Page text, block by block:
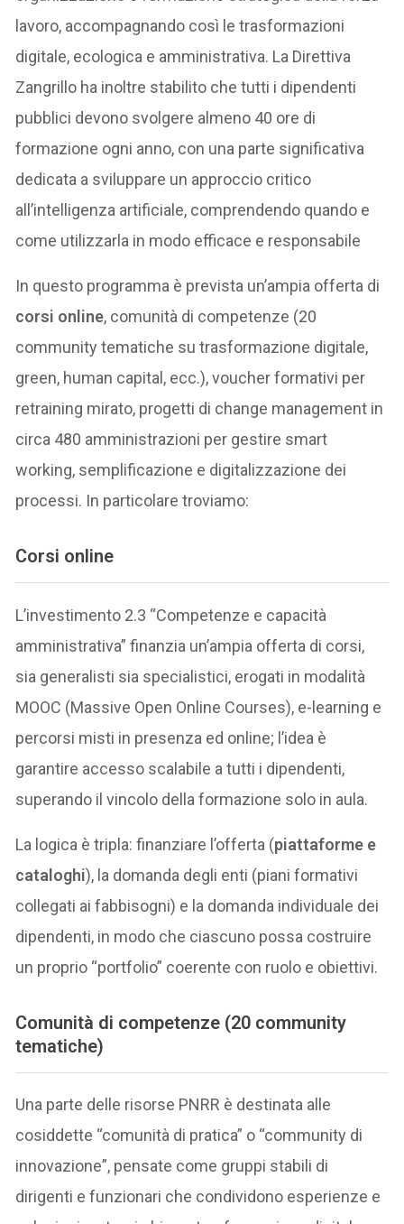
lavoro, accompagnando così le trasformazioni
digitale, ecologica e amministrativa. La Direttiva
Zangrillo ha inoltre stabilito che tutti i dipendenti
pubblici devono svolgere almeno 40 ore di
formazione ogni anno, con una parte significativa
dedicata a sviluppare un approccio critico
all’intelligenza artificiale, comprendendo quando e
come utilizzarla in modo efficace e responsabile
In questo programma è prevista un’ampia offerta di
corsi online, comunità di competenze (20
community tematiche su trasformazione digitale,
green, human capital, ecc.), voucher formativi per
retraining mirato, progetti di change management in
circa 480 amministrazioni per gestire smart
working, semplificazione e digitalizzazione dei
processi. In particolare troviamo:
Corsi online
L’investimento 2.3 “Competenze e capacità
amministrativa” finanzia un’ampia offerta di corsi,
sia generalisti sia specialistici, erogati in modalità
MOOC (Massive Open Online Courses), e-learning e
percorsi misti in presenza ed online; l’idea è
garantire accesso scalabile a tutti i dipendenti,
superando il vincolo della formazione solo in aula.
La logica è tripla: finanziare l’offerta (piattaforme e
cataloghi), la domanda degli enti (piani formativi
collegati ai fabbisogni) e la domanda individuale dei
dipendenti, in modo che ciascuno possa costruire
un proprio “portfolio” coerente con ruolo e obiettivi.
Comunità di competenze (20 community
tematiche)
Una parte delle risorse PNRR è destinata alle
cosiddette “comunità di pratica” o “community di
innovazione”, pensate come gruppi stabili di
dirigenti e funzionari che condividono esperienze e